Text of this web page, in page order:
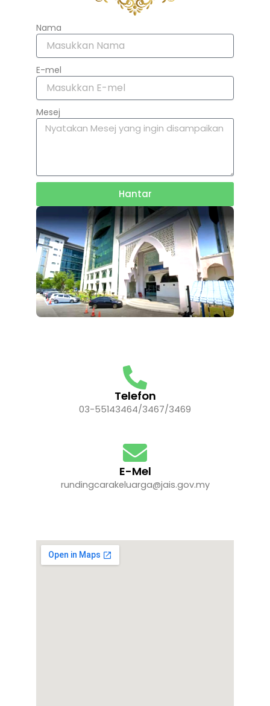
Nama
E-mel
Mesej
Hantar
Telefon
03-55143464/3467/3469
E-Mel
rundingcarakeluarga@jais.gov.my